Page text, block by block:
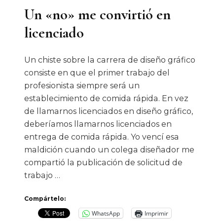
Un «no» me convirtió en
licenciado
Un chiste sobre la carrera de diseño gráfico
consiste en que el primer trabajo del
profesionista siempre será un
establecimiento de comida rápida. En vez
de llamarnos licenciados en diseño gráfico,
deberíamos llamarnos licenciados en
entrega de comida rápida. Yo vencí esa
maldición cuando un colega diseñador me
compartió la publicación de solicitud de
trabajo …
Compártelo:
WhatsApp
Imprimir